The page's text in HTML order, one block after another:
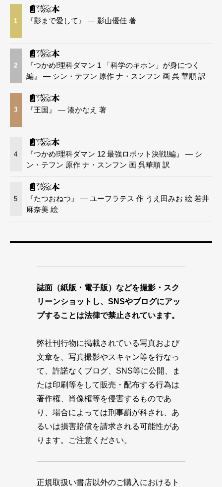
1 『影まで愛して』 — 影山優佳 著
2
『つかめ!理科ダマン 1 「科学のキホン」が身につく
編』 — シン・テフン 原作 ナ・スンフン 画 呉 華順 訳
3 『王国』 — 湊かなえ 著
4
『つかめ!理科ダマン 12 最強ロボット決戦!編』 — シ
ン・テフン 原作 ナ・スンフン 画 呉華順 訳
5
『たつおねつ』 — ユーフラテス 作 うえ田みお 絵 若井
麻奈美 絵
誌面（紙版・電子版）などを撮影・スク
リーンショットし、SNSやブログにアッ
プすることは法律で禁止されています。
弊社刊行物に掲載されている写真および
文章を、写真撮影やスキャン等を行なっ
て、許諾なくブログ、SNS等に公開、ま
たは印刷等をして販売・配布する行為は
著作権、肖像権等を侵害するものであ
り、場合によっては刑事罰が科され、あ
るいは損害賠償を請求される可能性があ
ります。ご注意ください。
正規取扱い書店以外のご購入におけるト